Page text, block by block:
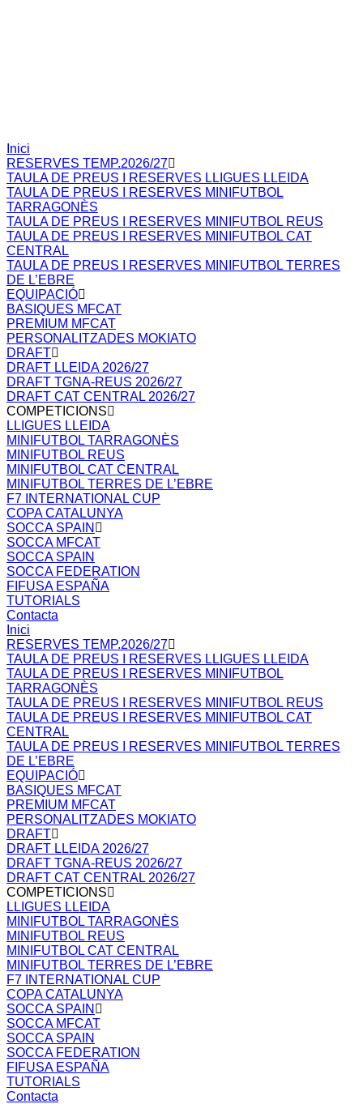
Inici
RESERVES TEMP.2026/27
TAULA DE PREUS I RESERVES LLIGUES LLEIDA
TAULA DE PREUS I RESERVES MINIFUTBOL
TARRAGONÈS
TAULA DE PREUS I RESERVES MINIFUTBOL REUS
TAULA DE PREUS I RESERVES MINIFUTBOL CAT
CENTRAL
TAULA DE PREUS I RESERVES MINIFUTBOL TERRES
DE L’EBRE
EQUIPACIÓ
BASIQUES MFCAT
PREMIUM MFCAT
PERSONALITZADES MOKIATO
DRAFT
DRAFT LLEIDA 2026/27
DRAFT TGNA-REUS 2026/27
DRAFT CAT CENTRAL 2026/27
COMPETICIONS
LLIGUES LLEIDA
MINIFUTBOL TARRAGONÈS
MINIFUTBOL REUS
MINIFUTBOL CAT CENTRAL
MINIFUTBOL TERRES DE L’EBRE
F7 INTERNATIONAL CUP
COPA CATALUNYA
SOCCA SPAIN
SOCCA MFCAT
SOCCA SPAIN
SOCCA FEDERATION
FIFUSA ESPAÑA
TUTORIALS
Contacta
Inici
RESERVES TEMP.2026/27
TAULA DE PREUS I RESERVES LLIGUES LLEIDA
TAULA DE PREUS I RESERVES MINIFUTBOL
TARRAGONÈS
TAULA DE PREUS I RESERVES MINIFUTBOL REUS
TAULA DE PREUS I RESERVES MINIFUTBOL CAT
CENTRAL
TAULA DE PREUS I RESERVES MINIFUTBOL TERRES
DE L’EBRE
EQUIPACIÓ
BASIQUES MFCAT
PREMIUM MFCAT
PERSONALITZADES MOKIATO
DRAFT
DRAFT LLEIDA 2026/27
DRAFT TGNA-REUS 2026/27
DRAFT CAT CENTRAL 2026/27
COMPETICIONS
LLIGUES LLEIDA
MINIFUTBOL TARRAGONÈS
MINIFUTBOL REUS
MINIFUTBOL CAT CENTRAL
MINIFUTBOL TERRES DE L’EBRE
F7 INTERNATIONAL CUP
COPA CATALUNYA
SOCCA SPAIN
SOCCA MFCAT
SOCCA SPAIN
SOCCA FEDERATION
FIFUSA ESPAÑA
TUTORIALS
Contacta